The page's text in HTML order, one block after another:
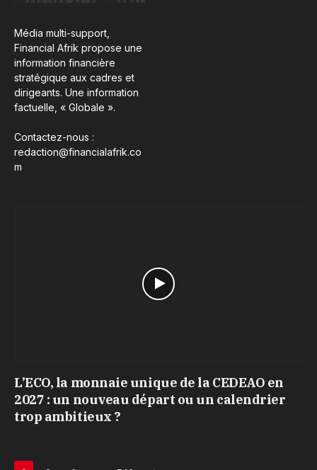
Média multi-support,
Financial Afrik propose une
information financière
stratégique aux cadres et
dirigeants. Une information
factuelle, « Globale ».
Contactez-nous :
redaction@financialafrik.co
m
L’ECO, la monnaie unique de la CEDEAO en
2027 : un nouveau départ ou un calendrier
trop ambitieux ?